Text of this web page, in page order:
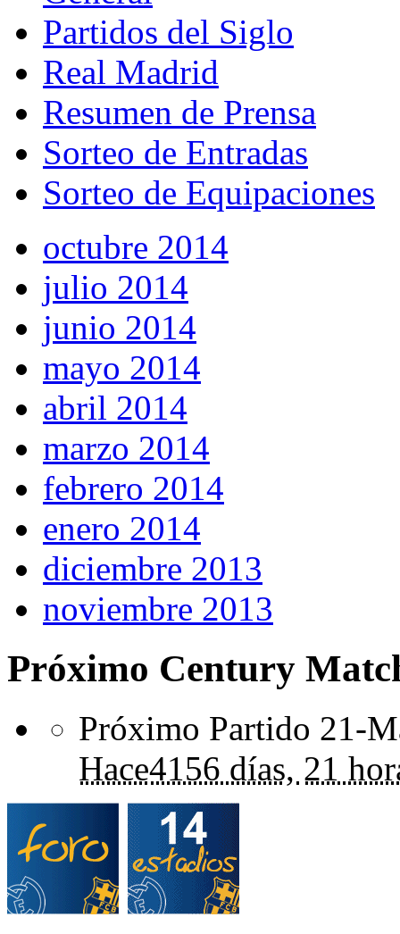
Partidos del Siglo
Real Madrid
Resumen de Prensa
Sorteo de Entradas
Sorteo de Equipaciones
octubre 2014
julio 2014
junio 2014
mayo 2014
abril 2014
marzo 2014
febrero 2014
enero 2014
diciembre 2013
noviembre 2013
Próximo Century
Próximo Partido 21-
Hace4156 días, 21